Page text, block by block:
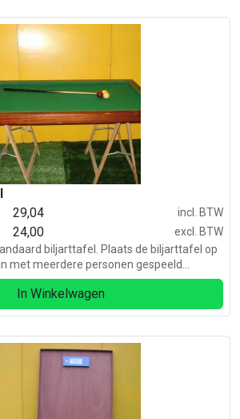
29,04
incl. BTW
24,00
excl. BTW
biljarttafel. Plaats de biljarttafel op
met meerdere personen gespeeld
In Winkelwagen